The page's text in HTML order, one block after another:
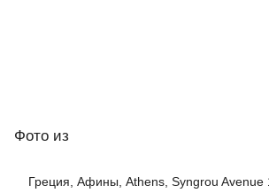
Фото из
Греция, Афины, Athens, Syngrou Avenue